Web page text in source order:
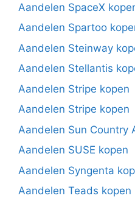
Aandelen SpaceX
Aandelen Spartoo
Aandelen Steinway
Aandelen Stellantis
Aandelen Stripe kopen
Aandelen Stripe kopen
Aandelen Sun Country
Aandelen SUSE kopen
Aandelen Syngenta
Aandelen Teads kopen